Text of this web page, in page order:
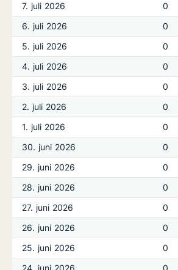
7. juli 2026
0
6. juli 2026
0
5. juli 2026
0
4. juli 2026
0
3. juli 2026
0
2. juli 2026
0
1. juli 2026
0
30. juni 2026
0
29. juni 2026
0
28. juni 2026
0
27. juni 2026
0
26. juni 2026
0
25. juni 2026
0
24. juni 2026
0